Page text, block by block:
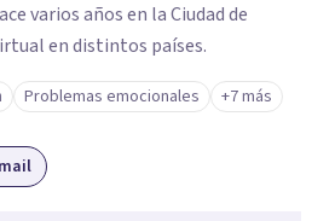
varios años en la Ciudad de
en distintos países.
Problemas emocionales +7 más